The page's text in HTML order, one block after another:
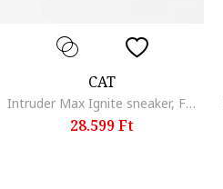
CAT
Intruder Max Ignite sneaker, Fekete/Olívazöld
28.599 Ft